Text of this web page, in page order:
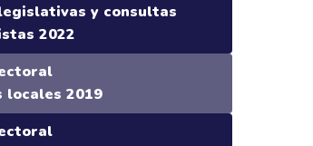
y consultas
2022
locales 2019